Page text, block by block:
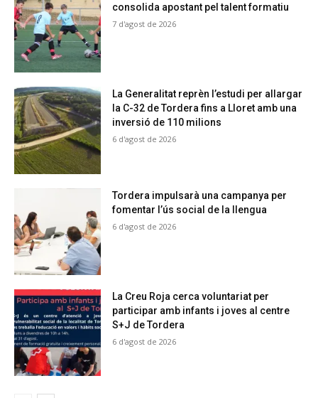
consolida apostant pel talent formatiu
7 d'agost de 2026
La Generalitat reprèn l’estudi per allargar
la C-32 de Tordera fins a Lloret amb una
inversió de 110 milions
6 d'agost de 2026
Tordera impulsarà una campanya per
fomentar l’ús social de la llengua
6 d'agost de 2026
La Creu Roja cerca voluntariat per
participar amb infants i joves al centre
S+J de Tordera
6 d'agost de 2026